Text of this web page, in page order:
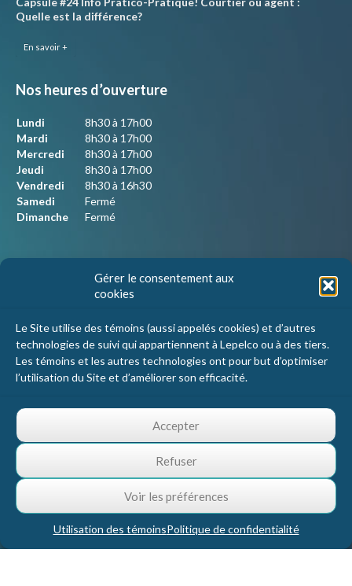
Gérer le consentement aux
cookies
Le Site utilise des témoins (aussi appelés cookies) et d’autres
technologies de suivi qui appartiennent à Lepelco ou à des tiers.
Les témoins et les autres technologies ont pour but d’optimiser
l’utilisation du Site et d’améliorer son efficacité.
Accepter
Refuser
Voir les préférences
Utilisation des témoinsPolitique de confidentialité
Quelle est la différence?
En savoir +
Nos heures d’ouverture
Lundi
8h30 à 17h00
Mardi
8h30 à 17h00
Mercredi
8h30 à 17h00
Jeudi
8h30 à 17h00
Vendredi
8h30 à 16h30
Samedi
Fermé
Dimanche
Fermé
Nous joindre
Saint-Mathieu-de-Beloeil, Qc
J3G 0R2
1 800 467-5067